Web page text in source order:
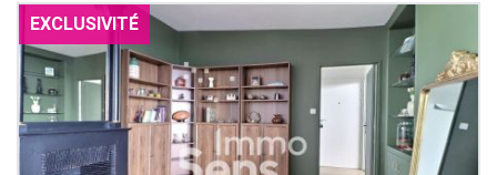
EXCLUSIVITÉ